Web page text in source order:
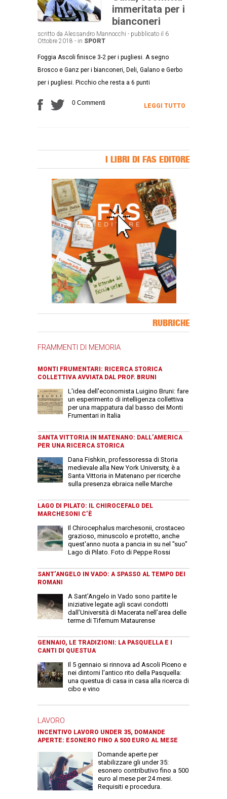
immeritata per i
bianconeri
scritto da Alessandro Mannocchi - pubblicato il 6
Ottobre 2018 - in SPORT
Foggia Ascoli finisce 3-2 per i pugliesi. A segno
Brosco e Ganz per i bianconeri, Deli, Galano e Gerbo
per i pugliesi. Picchio che resta a 6 punti
0 Commenti LEGGI TUTTO
I LIBRI DI FAS EDITORE
RUBRICHE
FRAMMENTI DI MEMORIA
MONTI FRUMENTARI: RICERCA STORICA
COLLETTIVA AVVIATA DAL PROF. BRUNI
L'idea dell'economista Luigino Bruni: fare
un esperimento di intelligenza collettiva
per una mappatura dal basso dei Monti
Frumentari in Italia
SANTA VITTORIA IN MATENANO: DALL’AMERICA
PER UNA RICERCA STORICA
Dana Fishkin, professoressa di Storia
medievale alla New York University, è a
Santa Vittoria in Matenano per ricerche
sulla presenza ebraica nelle Marche
LAGO DI PILATO: IL CHIROCEFALO DEL
MARCHESONI C’È
Il Chirocephalus marchesonii, crostaceo
grazioso, minuscolo e protetto, anche
quest'anno nuota a pancia in su nel "suo"
Lago di Pilato. Foto di Peppe Rossi
SANT’ANGELO IN VADO: A SPASSO AL TEMPO DEI
ROMANI
A Sant’Angelo in Vado sono partite le
iniziative legate agli scavi condotti
dall’Università di Macerata nell’area delle
terme di Tifernum Mataurense
GENNAIO, LE TRADIZIONI: LA PASQUELLA E I
CANTI DI QUESTUA
Il 5 gennaio si rinnova ad Ascoli Piceno e
nei dintorni l'antico rito della Pasquella:
una questua di casa in casa alla ricerca di
cibo e vino
LAVORO
INCENTIVO LAVORO UNDER 35, DOMANDE
APERTE: ESONERO FINO A 500 EURO AL MESE
Domande aperte per
stabilizzare gli under 35:
esonero contributivo fino a 500
euro al mese per 24 mesi.
Requisiti e procedura.